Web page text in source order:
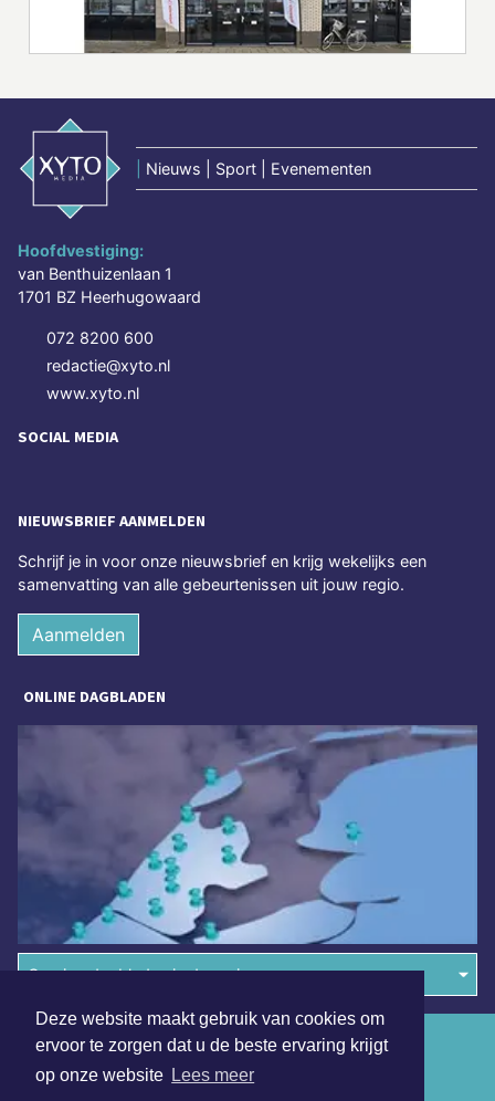
Deze website maakt gebruik van cookies om
ervoor te zorgen dat u de beste ervaring krijgt
op onze website Lees meer
Nieuws | Sport | Evenementen
Hoofdvestiging:
van Benthuizenlaan 1
1701 BZ Heerhugowaard
072 8200 600
redactie@xyto.nl
www.xyto.nl
SOCIAL MEDIA
NIEUWSBRIEF AANMELDEN
Schrijf je in voor onze nieuwsbrief en krijg wekelijks een
samenvatting van alle gebeurtenissen uit jouw regio.
Aanmelden
ONLINE DAGBLADEN
Overige dagbladen in de regio
Algemene voorwaarden
Disclaimer